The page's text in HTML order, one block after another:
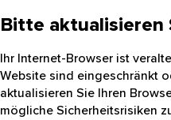
Bitte aktualisieren
Ihr Internet-Browser ist
Website sind eingeschränkt
aktualisieren Sie Ihren
mögliche Sicherheitsrisiken